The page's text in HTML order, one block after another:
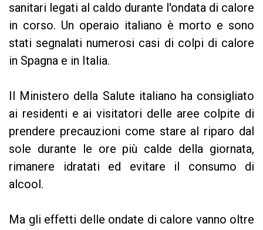
sanitari legati al caldo durante l'ondata di calore
in corso. Un operaio italiano è morto e sono
stati segnalati numerosi casi di colpi di calore
in Spagna e in Italia.
Il Ministero della Salute italiano ha consigliato
ai residenti e ai visitatori delle aree colpite di
prendere precauzioni come stare al riparo dal
sole durante le ore più calde della giornata,
rimanere idratati ed evitare il consumo di
alcool.
Ma gli effetti delle ondate di calore vanno oltre